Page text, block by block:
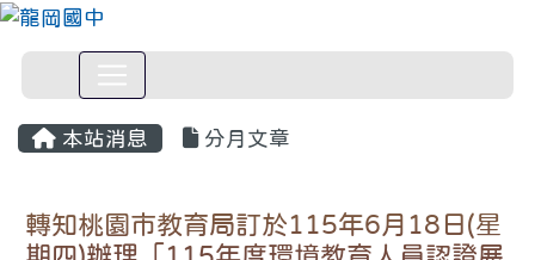
本站消息 分月文章
轉知桃園市教育局訂於115年6月18日(星
期四)辦理「115年度環境教育人員認證展